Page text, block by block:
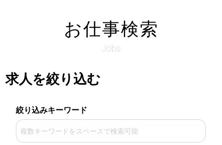
お仕事検索
Jobs
求人を絞り込む
絞り込みキーワード